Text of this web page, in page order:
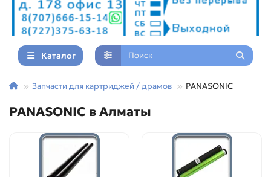
Каталог
Запчасти для картриджей / драмов PANASONIC
PANASONIC в Алматы